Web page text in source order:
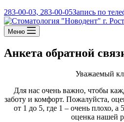
283-00-03, 283-00-05Запись по
Меню
Анкета обратной
Уважаемый
Для нас очень важно, чтобы
заботу и комфорт. Пожалуйста,
от 1 до 5, где 1 – очень плохо, а
оценка нашей